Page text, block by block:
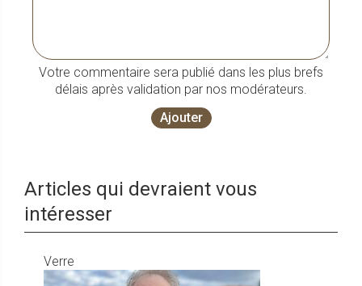
Votre commentaire sera publié dans les plus brefs
délais après validation par nos modérateurs.
Ajouter
Articles qui devraient vous
intéresser
Verre